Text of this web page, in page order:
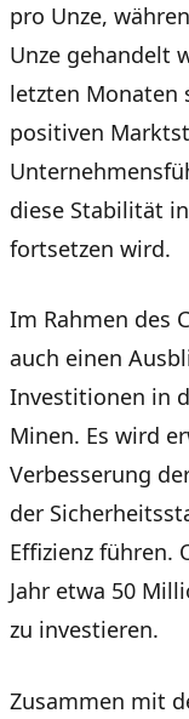
pro Unze,
Unze gehandelt
letzten Monaten
positiven
diese Stabilität
fortsetzen wird.
Im Rahmen des
auch einen
Investitionen in
Minen. Es wird
Verbesserung
der
Effizienz führen.
Jahr etwa 50
zu investieren.
Zusammen mit